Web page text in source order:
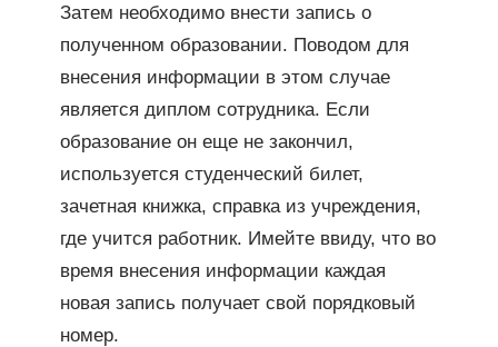
Затем необходимо внести запись о
полученном образовании. Поводом для
внесения информации в этом случае
является диплом сотрудника. Если
образование он еще не закончил,
используется студенческий билет,
зачетная книжка, справка из учреждения,
где учится работник. Имейте ввиду, что во
время внесения информации каждая
новая запись получает свой порядковый
номер.